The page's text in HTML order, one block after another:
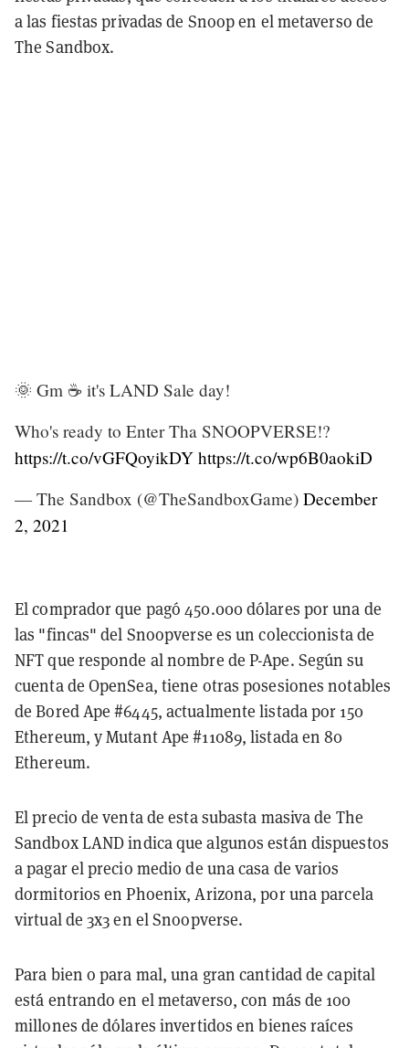
a las fiestas privadas de Snoop en el metaverso de
The Sandbox.
🌞 Gm ☕ it's LAND Sale day!
Who's ready to Enter Tha SNOOPVERSE!?
https://t.co/vGFQoyikDY https://t.co/wp6B0aokiD
— The Sandbox (@TheSandboxGame) December
2, 2021
El comprador que pagó 450.000 dólares por una de
las "fincas" del Snoopverse es un coleccionista de
NFT que responde al nombre de P-Ape. Según su
cuenta de OpenSea, tiene otras posesiones notables
de Bored Ape #6445, actualmente listada por 150
Ethereum, y Mutant Ape #11089, listada en 80
Ethereum.
El precio de venta de esta subasta masiva de The
Sandbox LAND indica que algunos están dispuestos
a pagar el precio medio de una casa de varios
dormitorios en Phoenix, Arizona, por una parcela
virtual de 3x3 en el Snoopverse.
Para bien o para mal, una gran cantidad de capital
está entrando en el metaverso, con más de 100
millones de dólares invertidos en bienes raíces